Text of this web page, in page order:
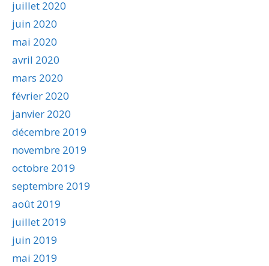
juillet 2020
juin 2020
mai 2020
avril 2020
mars 2020
février 2020
janvier 2020
décembre 2019
novembre 2019
octobre 2019
septembre 2019
août 2019
juillet 2019
juin 2019
mai 2019